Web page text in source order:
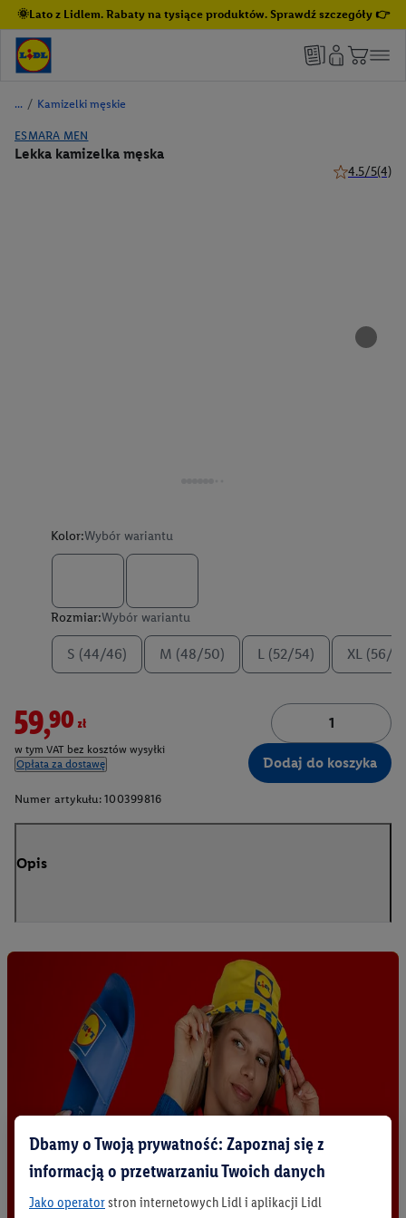
🌞Lato z Lidlem. Rabaty na tysiące produktów. Sprawdź szczegóły 👉
/ Kamizelki męskie
ESMARA MEN
Lekka kamizelka męska
4.5/5(4)
Kolor:Wybór wariantu
Rozmiar:Wybór wariantu
S (44/46) M (48/50) L (52/54) XL (56/
59,90zł
w tym VAT bez kosztów wysyłki
Opłata za dostawę
Dodaj do koszyka
Numer artykułu: 100399816
Opis
Dbamy o Twoją prywatność: Zapoznaj się z
informacją o przetwarzaniu Twoich danych
Jako operatorstron internetowych Lidl i aplikacji Lidl